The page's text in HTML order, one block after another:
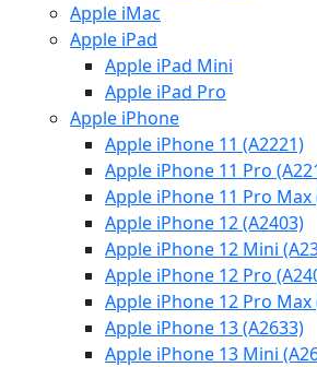
Apple iMac
Apple iPad
Apple iPad Mini
Apple iPad Pro
Apple iPhone
Apple iPhone 11 (A2221)
Apple iPhone 11 Pro
Apple iPhone 11 Pro Max
Apple iPhone 12 (A2403)
Apple iPhone 12 Mini
Apple iPhone 12 Pro
Apple iPhone 12 Pro Max
Apple iPhone 13 (A2633)
Apple iPhone 13 Mini